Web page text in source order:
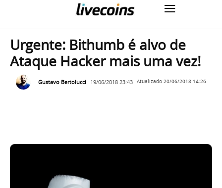
Urgente: Bithumb é alvo de
Ataque Hacker mais uma vez!
Gustavo Bertolucci 19/06/2018 23:43 Atualizado 20/06/2018 14:26